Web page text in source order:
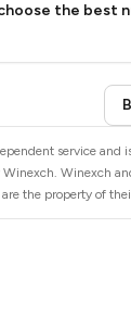
the best
service and
Winexch. Winexch
the property of